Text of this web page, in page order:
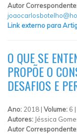
Autor
Link externo para
O QUE SE
PROPÕE O
DESAFIOS E
Ano: 2018 | Volume: 6 |
Autores: Jéssica
Autor